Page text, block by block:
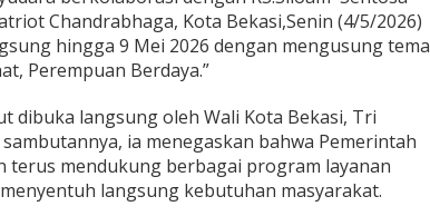
Chandrabhaga, Kota Bekasi,Senin (4/5/2026)
hingga 9 Mei 2026 dengan mengusung tema
Perempuan Berdaya.”
dibuka langsung oleh Wali Kota Bekasi, Tri
ia menegaskan bahwa Pemerintah
terus mendukung berbagai program layanan
langsung kebutuhan masyarakat.